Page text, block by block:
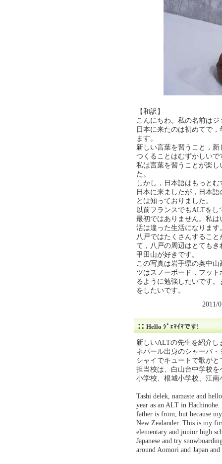
【和訳】
こんにちわ。私の名前は
日本に来たのは初めてで
ます。
新しい言葉を習うこと，
つくることはむずかしいで
私は言葉を習うことが楽
た。
しかし，日本語はもっと
日本に来ましたが，日本
とは知っておりました。
以前フランスでもALTを
最初ではありません。私
活は違った生活になります
八戸ではたくさんするこ
て，八戸の周辺はとても
甲田山が好きです。
この写真は岩手県の奥中
ツはスノーボード，フッ
るように勉強したいです
をしたいです。
2011/
Hello ｼﾞｪﾏｲﾏです!
新しいALTの先生を紹介し
ネパール出身のシャーパ
シャイでキュートで歌が
担当校は、白山台中学校
小学校、根城小学校、江
Tashi delek, namaste and
year as an ALT in
father is from, but because
New Zealander. This is my
elementary and junior high
Japanese and try
around Aomori and Japan and